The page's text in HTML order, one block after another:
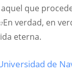
que
En verdad, en
eterna.
de